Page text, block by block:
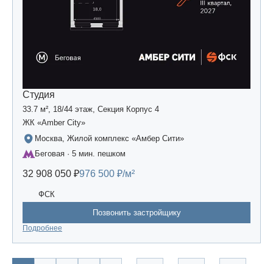
Студия
33.7 м², 18/44 этаж, Секция Корпус 4
ЖК «Amber Сity»
Москва, Жилой комплекс «Амбер Сити»
Беговая · 5 мин. пешком
32 908 050 ₽976 500 ₽/м²
ФСК
Позвонить застройщику
Подробнее